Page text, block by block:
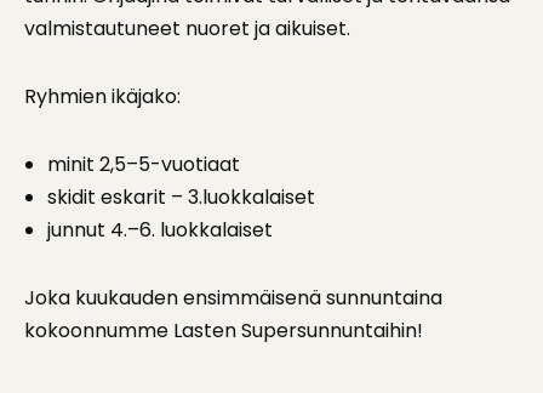
valmistautuneet nuoret ja aikuiset.
Ryhmien ikäjako:
minit 2,5–5-vuotiaat
skidit eskarit – 3.luokkalaiset
junnut 4.–6. luokkalaiset
Joka kuukauden ensimmäisenä sunnuntaina
kokoonnumme Lasten Supersunnuntaihin!